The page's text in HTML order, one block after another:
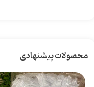
محصولات پیشنهادی